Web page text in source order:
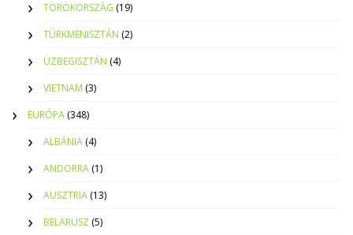
TÖRÖKORSZÁG (19)
TÜRKMENISZTÁN (2)
ÜZBEGISZTÁN (4)
VIETNAM (3)
EURÓPA (348)
ALBÁNIA (4)
ANDORRA (1)
AUSZTRIA (13)
BELARUSZ (5)